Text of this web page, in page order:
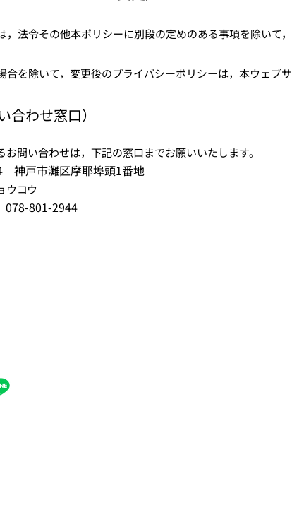
，法令その他本ポリシーに別段の定めのある事項を除いて
合を除いて，変更後のプライバシーポリシーは，本ウェブ
合わせ窓口）
問い合わせは，下記の窓口までお願いいたします。
神戸市灘区摩耶埠頭1番地
ウコウ
078-801-2944